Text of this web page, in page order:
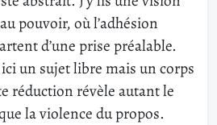
pouvoir, où l’adhésion
d’une prise préalable.
ici un sujet libre mais un corps
réduction révèle autant le
la violence du propos.